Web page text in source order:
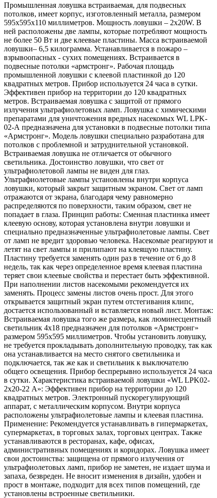
Промышленная ловушка встраиваемая, для подвесных
потолков, имеет корпус, изготовленный металла, размером
595х595х110 миллиметров. Мощность ловушки – 2х20W. В
ней расположены две лампы, которые потребляют мощность
не более 50 Вт и две клеевые пластины. Масса встраиваемой
ловушки– 6,5 килограмма. Устанавливается в пожаро –
взрывоопасных - сухих помещениях. Встраивается в
подвесные потолки «армстронг». Рабочая площадь
промышленной ловушки с клеевой пластинкой до 120
квадратных метров. Прибор используется 24 часа в сутки.
Эффективен прибор на территории до 120 квадратных
метров. Встраиваемая ловушка с защитой от прямого
излучения ультрафиолетовых ламп. Ловушка с химическими
препаратами для уничтожения вредных насекомых WL LPK-
02-А предназначена для установки в подвесные потолки типа
«Армстронг». Модель ловушки специально разработана для
потолков с проблемной и затруднительной установкой.
Встраиваемая ловушка не отличается от обычного
светильника. Достоинство ловушки, что свет от
ультрафиолетовой лампы не виден для глаз.
Ультрафиолетовые лампы установлены внутри корпуса
ловушки, который закрыт защитным экраном. Свет от ламп
отражаются от экрана, благодаря чему равномерно
распределяются по поверхности, таким образом, свет не
попадает в глаза. Принцип работы: Сменная пластинка имеет
клеевую основу, которая установлена внутри ловушки и
специально предназначенные ультрафиолетовые лампы. Свет
от ламп не вредит здоровью человека. Насекомые реагируют и
летят на свет лампы и прилипают на клеящую пластину.
Пластину требуется заменять один раз в течение от 6 до 8
недель, так как через определенное время клеевая пластина
теряет свои клеевые свойства и перестает быть эффективной.
При наполнении листов насекомыми рекомендуется их
заменять. Процесс замены листов очень прост. Для этого
открывается защитный экран путем отстегивания клипс,
достается использованный и вставляется новый лист. Монтаж:
Встраиваемая ловушка того же размера, как люминесцентный
светильник 4х18 предназначен для потолков «Армстронг»
размером 595х595 миллиметров. Чтобы установить ловушку,
не требуется прокладывать дополнительную проводку, так как
она устанавливается на место снятого светильника и
подключается, так же как и светильник к выключателю
общего освещения. Прибор беспрерывно используется 24 часа
в сутки. Характеристика встраиваемой ловушки «WL LPK02-
2x20-22 А»: Эффективен прибор на территории до 120
квадратных метров. Электронный пускорегулирующий
аппарат, с металлическим корпусом. Внутри корпуса
расположены ультрафиолетовые лампы и клеевая пластина.
Применение: Рекомендуется устанавливать в гипермаркетах,
супермаркетах, в торговых залах, торговых центрах. Также
устанавливаются в ресторанах, кафе, офисах,
административных помещениях и коридорах. Ловушка имеет
свои достоинства: защищена от прямого излучения от
ультрафиолетовых ламп, прибор не заметен, не издает шума и
запаха, безвреден. Не вносит изменения в дизайн, удобен и
прост в монтаже, подходит для всех типов помещений, где
установлены встроенные светильники.